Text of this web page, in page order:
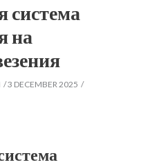
система
на
3 DECEMBER 2025